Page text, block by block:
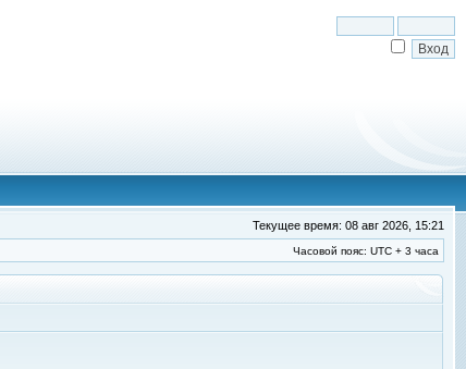
Текущее время: 08 авг 2026, 15:21
Часовой пояс: UTC + 3 часа